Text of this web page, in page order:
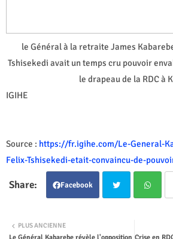
le Général à la retraite James
Tshisekedi avait un temps cru pouvoir
le drapeau de la RDC à
IGIHE
Source : https://fr.igihe.com/Le-General-
Felix-Tshisekedi-etait-convaincu-de-
Facebook
PLUS ANCIENNE